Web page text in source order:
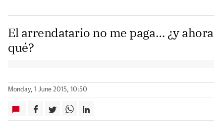
El arrendatario no me paga… ¿y ahora
qué?
Monday, 1 June 2015, 10:50